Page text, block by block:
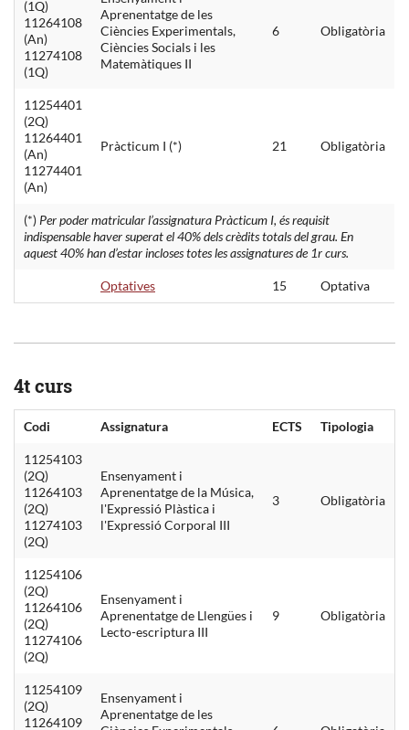
(1Q)
11264108
(An)
11274108
(1Q)
Aprenentatge de les
Ciències Experimentals,
Ciències Socials i les
Matemàtiques II
6 Obligatòria
11254401
(2Q)
11264401
(An)
11274401
(An)
Pràcticum I (*) 21 Obligatòria
(*) Per poder matricular l’assignatura Pràcticum I, és requisit
indispensable haver superat el 40% dels crèdits totals del grau. En
aquest 40% han d’estar incloses totes les assignatures de 1r curs.
Optatives 15 Optativa
4t curs
Codi Assignatura ECTS Tipologia
11254103
(2Q)
11264103
(2Q)
11274103
(2Q)
Ensenyament i
Aprenentatge de la Música,
l'Expressió Plàstica i
l'Expressió Corporal III
3 Obligatòria
11254106
(2Q)
11264106
(2Q)
11274106
(2Q)
Ensenyament i
Aprenentatge de Llengües i
Lecto-escriptura III
9 Obligatòria
11254109
(2Q)
11264109
Ensenyament i
Aprenentatge de les